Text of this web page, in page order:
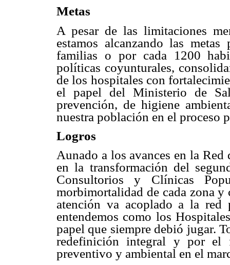
Metas
A pesar de las limitaciones
estamos alcanzando las
familias o por cada 1200
políticas coyunturales,
de los hospitales con
el papel del Ministerio de
prevención, de higiene
nuestra población en el proceso
Logros
Aunado a los avances en la
en la transformación del
Consultorios y Clínicas
morbimortalidad de cada zona
atención va acoplado a la
entendemos como los
papel que siempre debió jugar.
redefinición integral y por el
preventivo y ambiental en el